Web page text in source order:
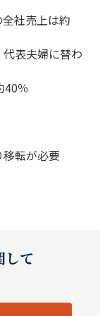
社売上は約
表夫婦に替わ
40％
移転が必要
して